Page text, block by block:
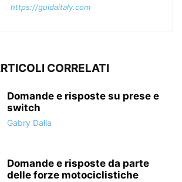
https://guidaitaly.com
CORRELATI
Domande e risposte su prese e
switch
Gabry Dalla
Domande e risposte da parte
delle forze motociclistiche